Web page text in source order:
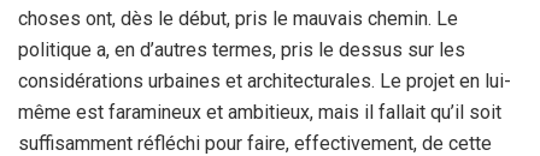
choses ont, dès le début, pris le mauvais chemin. Le
politique a, en d’autres termes, pris le dessus sur les
considérations urbaines et architecturales. Le projet en lui-
même est faramineux et ambitieux, mais il fallait qu’il soit
suffisamment réfléchi pour faire, effectivement, de cette